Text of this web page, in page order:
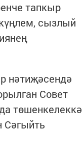
тапкыр
сызлый
нәтиҗәсендә
Совет
төшенкелеккә
Сәгыйть